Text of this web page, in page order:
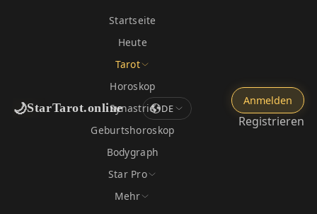
🌙StarTarot.online
Startseite
Heute
Tarot
Horoskop
Synastrie
Geburtshoroskop
Bodygraph
Star Pro
Mehr
DE
Anmelden
Registrieren